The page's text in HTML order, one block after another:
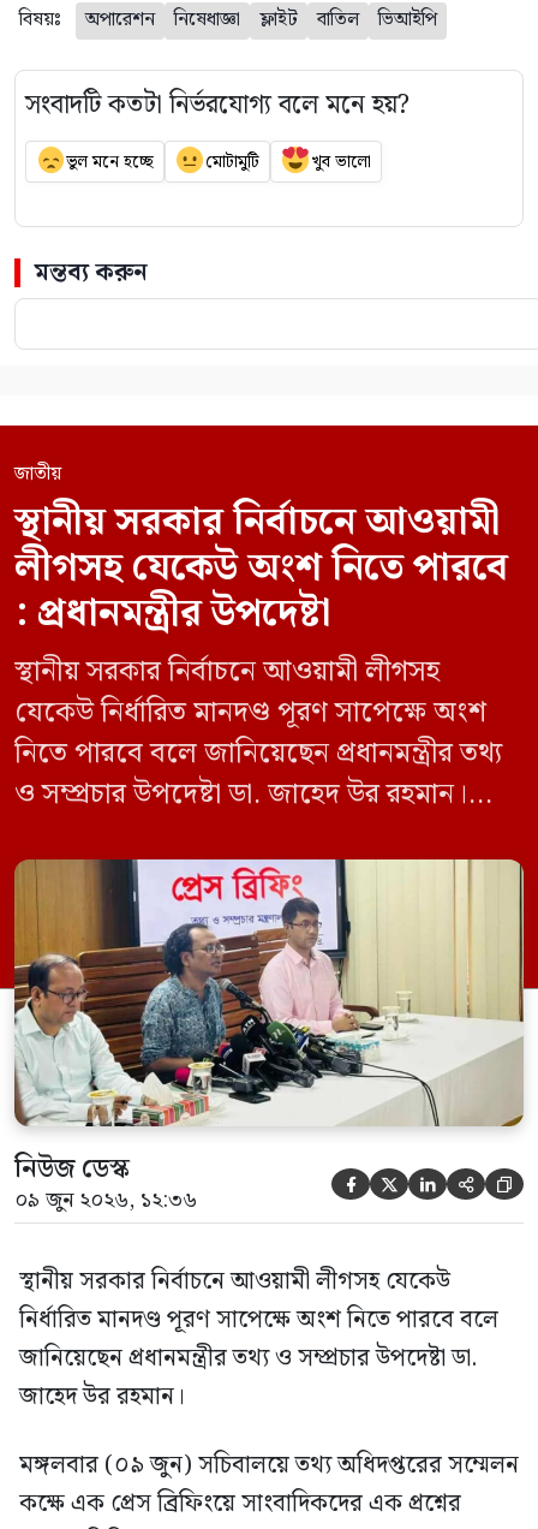
বিষয়ঃ অপারেশন নিষেধাজ্ঞা ফ্লাইট বাতিল ভিআইপি
সংবাদটি কতটা নির্ভরযোগ্য বলে মনে হয়?
ভুল মনে হচ্ছে মোটামুটি খুব ভালো
মন্তব্য করুন
জাতীয়
স্থানীয় সরকার নির্বাচনে আওয়ামী
লীগসহ যেকেউ অংশ নিতে পারবে
: প্রধানমন্ত্রীর উপদেষ্টা
স্থানীয় সরকার নির্বাচনে আওয়ামী লীগসহ
যেকেউ নির্ধারিত মানদণ্ড পূরণ সাপেক্ষে অংশ
নিতে পারবে বলে জানিয়েছেন প্রধানমন্ত্রীর তথ্য
ও সম্প্রচার উপদেষ্টা ডা. জাহেদ উর রহমান।
সম্মেলন কক্ষে এক প্রেস ব্রিফিংয়ে সাংবাদিকদের
এক প্রশ্নের জবাবে তিনি এ কথা বলেন।
নিউজ ডেস্ক
০৯ জুন ২০২৬, ১২:৩৬     
স্থানীয় সরকার নির্বাচনে আওয়ামী লীগসহ যেকেউ
নির্ধারিত মানদণ্ড পূরণ সাপেক্ষে অংশ নিতে পারবে বলে
জানিয়েছেন প্রধানমন্ত্রীর তথ্য ও সম্প্রচার উপদেষ্টা ডা.
জাহেদ উর রহমান।
মঙ্গলবার (০৯ জুন) সচিবালয়ে তথ্য অধিদপ্তরের সম্মেলন
কক্ষে এক প্রেস ব্রিফিংয়ে সাংবাদিকদের এক প্রশ্নের